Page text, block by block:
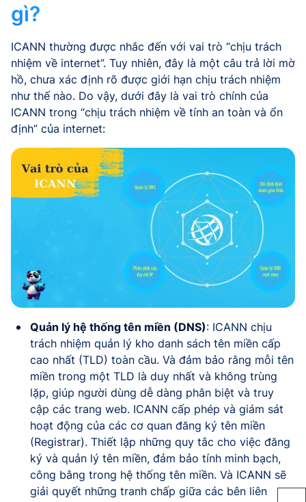
gì?
ICANN thường được nhắc đến với vai trò “chịu trách
nhiệm về internet”. Tuy nhiên, đây là một câu trả lời mờ
hồ, chưa xác định rõ được giới hạn chịu trách nhiệm
như thế nào. Do vậy, dưới đây là vai trò chính của
ICANN trong “chịu trách nhiệm về tính an toàn và ổn
định” của internet:
Quản lý hệ thống tên miền (DNS): ICANN chịu
trách nhiệm quản lý kho danh sách tên miền cấp
cao nhất (TLD) toàn cầu. Và đảm bảo rằng mỗi tên
miền trong một TLD là duy nhất và không trùng
lặp, giúp người dùng dễ dàng phân biệt và truy
cập các trang web. ICANN cấp phép và giám sát
hoạt động của các cơ quan đăng ký tên miền
(Registrar). Thiết lập những quy tắc cho việc đăng
ký và quản lý tên miền, đảm bảo tính minh bạch,
công bằng trong hệ thống tên miền. Và ICANN sẽ
giải quyết những tranh chấp giữa các bên liên